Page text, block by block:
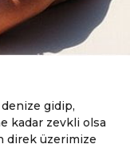
gidip,
kadar zevkli olsa
direk üzerimize